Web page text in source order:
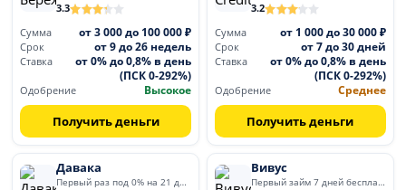
3.3
Сумма
от 3 000 до 100 000 ₽
Срок от 9 до 26 недель
Ставка
от 0% до 0,8% в день
(ПСК 0-292%)
Одобрение Высокое
Получить деньги
3.2
Сумма
от 1 000 до 30 000 ₽
Срок от 7 до 30 дней
Ставка
от 0% до 0,8% в день
(ПСК 0-292%)
Одобрение Среднее
Получить деньги
Давака
Первый раз под 0% на 21 день
Вивус
Первый займ 7 дней бесплатно